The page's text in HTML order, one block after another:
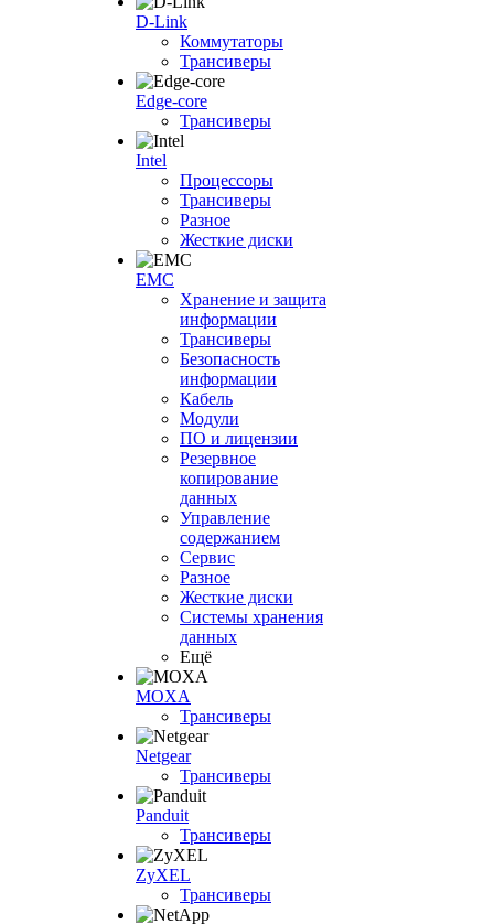
D-Link
Коммутаторы
Трансиверы
Edge-core
Трансиверы
Intel
Процессоры
Трансиверы
Разное
Жесткие диски
EMC
Хранение и защита
информации
Трансиверы
Безопасность
информации
Кабель
Модули
ПО и лицензии
Резервное
копирование
данных
Управление
содержанием
Сервис
Разное
Жесткие диски
Системы хранения
данных
Ещё
MOXA
Трансиверы
Netgear
Трансиверы
Panduit
Трансиверы
ZyXEL
Трансиверы